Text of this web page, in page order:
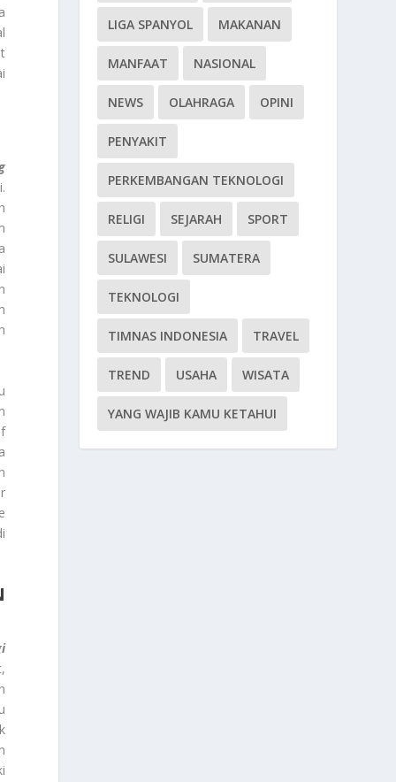
LIGA SPANYOL MAKANAN
MANFAAT NASIONAL
NEWS OLAHRAGA OPINI
PENYAKIT
PERKEMBANGAN TEKNOLOGI
RELIGI SEJARAH SPORT
SULAWESI SUMATERA
TEKNOLOGI
TIMNAS INDONESIA TRAVEL
TREND USAHA WISATA
YANG WAJIB KAMU KETAHUI